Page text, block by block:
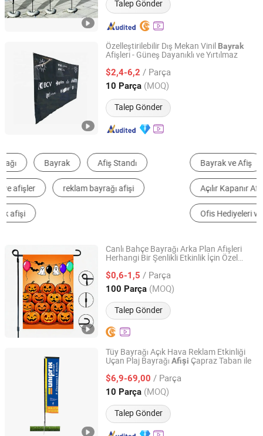
Talep Gönder
Özelleştirilebilir Dış Mekan Vinil Bayrak
Afişleri - Güneş Dayanıklı ve Yırtılmaz
$2,4-6,2 / Parça
10 Parça (MOQ)
Talep Gönder
Foshan Yaoyang Flag Co., Ltd.
Guangdong, China Fiyat 2025
Bayrak ve Afiş Bayrak Direği Afiş Standı
Açılır Kapanır Afiş Parti Malzemeleri
Canlı Bahçe Bayrağı Arka Plan Afişleri
Herhangi Bir Şenlikli Etkinlik İçin Özel
$0,6-1,5 / Parça
100 Parça (MOQ)
Talep Gönder
Dongying Mingyang Advertising Co., Ltd.
Shandong, China Fiyat 2025
Tüy Bayrağı Açık Hava Reklam Etkinliği
Uçan Plaj Bayrağı Afişi Çapraz Taban ile
$6,9-69,00 / Parça
10 Parça (MOQ)
Talep Gönder
Shanghai Pdyear Co., Ltd.
Shanghai, China Fiyat 2010